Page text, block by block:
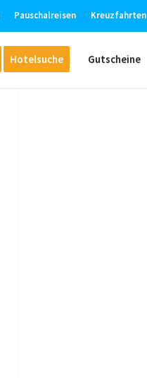
Pauschalreisen Kreuzfahrten
Hotelsuche Gutscheine